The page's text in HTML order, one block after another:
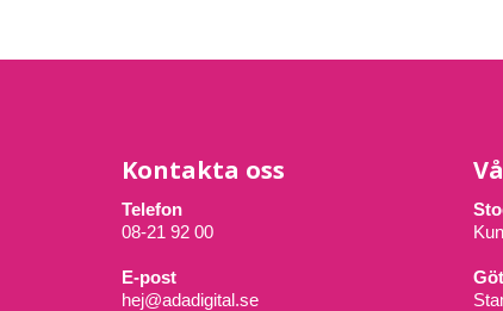
Kontakta oss
Telefon
08-21 92 00
E-post
hej@adadigital.se